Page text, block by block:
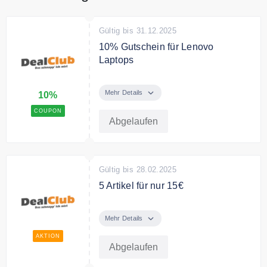
10%
COUPON
Gültig bis 31.12.2025
10% Gutschein für Lenovo
Laptops
auf Lenovo Laptops.
Mehr Details
Abgelaufen
AKTION
Gültig bis 28.02.2025
5 Artikel für nur 15€
dieser Aktion und zahle nur 15€
Mehr Details
Abgelaufen